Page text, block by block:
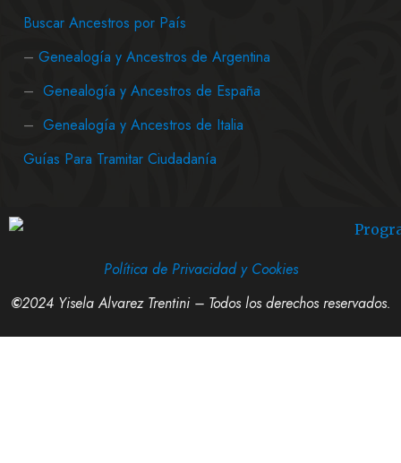
Buscar Ancestros por País
– Genealogía y Ancestros de Argentina
– Genealogía y Ancestros de España
– Genealogía y Ancestros de Italia
Guías Para Tramitar Ciudadanía
Política de Privacidad y Cookies
©2024 Yisela Alvarez Trentini – Todos los derechos reservados.